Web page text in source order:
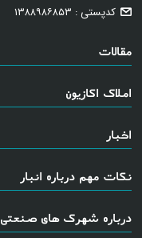
کدپستی : ۱۳۸۸۹۸۶۸۵۳
مقالات
املاک اکازیون
اخبار
نکات مهم درباره انبار
درباره شهرک های صنعتی